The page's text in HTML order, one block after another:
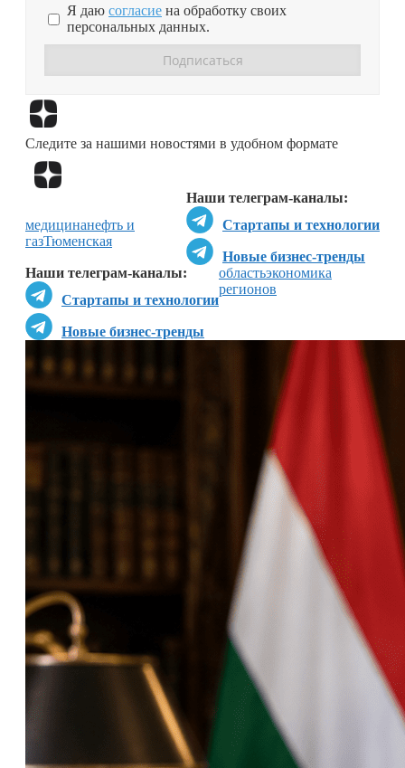
Я даю согласие на обработку своих
персональных данных.
Следите за нашими новостями в удобном формате
Наши телеграм-каналы:
Стартапы и технологии
Новые бизнес-тренды
Наши телеграм-каналы:
Стартапы и технологии
Новые бизнес-тренды
медицинанефть и
газТюменская
областьэкономика
регионов